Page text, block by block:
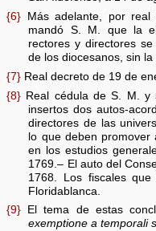
{6} Más adelante, por
mandó S. M. que la
rectores y directores
de los diocesanos, sin
{7} Real decreto de 19 de
{8} Real cédula de S. M. y
insertos dos autos-
directores de las
lo que deben promover
en los estudios
1769.– El auto del
1768. Los fiscales
Floridablanca.
{9} El tema de estas
exemptione a temporali